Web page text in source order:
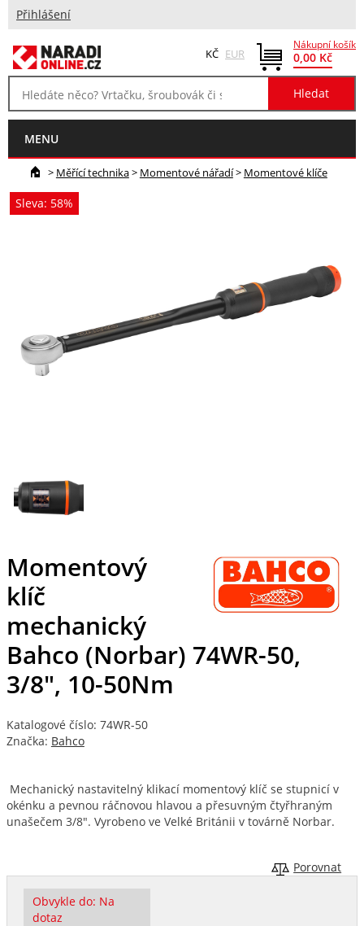
Přihlášení
Nákupní košík
0,00 Kč
KČ EUR
MENU
> Měřící technika> Momentové nářadí> Momentové klíče
Sleva: 58%
Momentový
klíč
mechanický
Bahco (Norbar) 74WR-50,
3/8", 10-50Nm
Katalogové číslo: 74WR-50
Značka: Bahco
Mechanický nastavitelný klikací momentový klíč se stupnicí v
okénku a pevnou ráčnovou hlavou a přesuvným čtyřhraným
unašečem 3/8". Vyrobeno ve Velké Británii v továrně Norbar.
Porovnat
Obvykle do: Na
dotaz